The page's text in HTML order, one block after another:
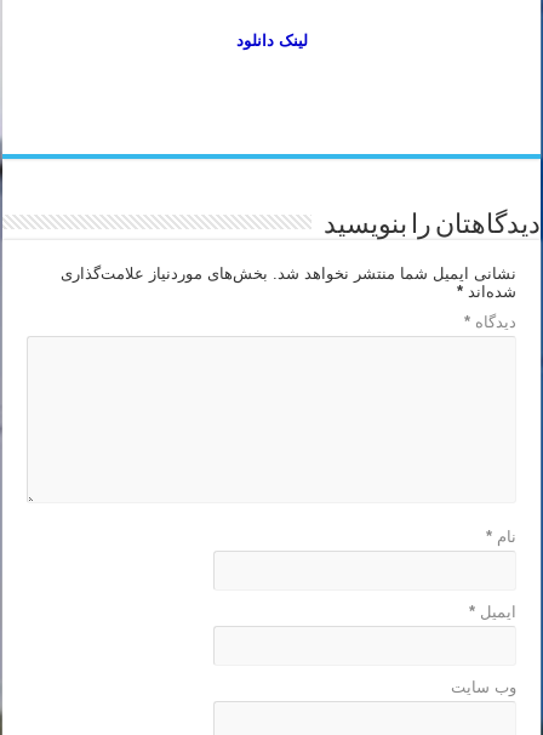
لینک دانلود
دیدگاهتان را بنویسید
نشانی ایمیل شما منتشر نخواهد شد.
بخش‌های موردنیاز علامت‌گذاری
شده‌اند*
دیدگاه*
نام*
ایمیل*
وب‌ سایت